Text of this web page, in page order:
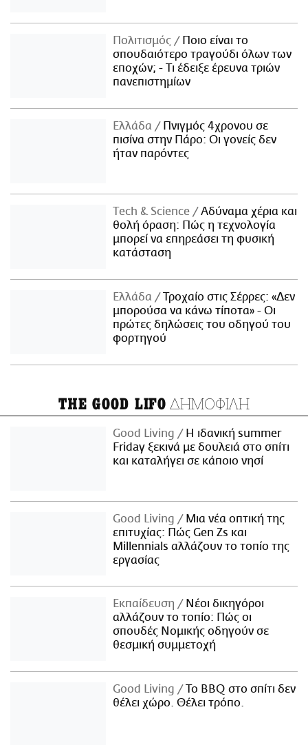
Πολιτισμός
Ποιο είναι το
σπουδαιότερο τραγούδι όλων των
εποχών; - Τι έδειξε έρευνα τριών
πανεπιστημίων
Ελλάδα
Πνιγμός 4χρονου σε
πισίνα στην Πάρο: Οι γονείς δεν
ήταν παρόντες
Τech & Science
Αδύναμα χέρια και
θολή όραση: Πώς η τεχνολογία
μπορεί να επηρεάσει τη φυσική
κατάσταση
Ελλάδα
Τροχαίο στις Σέρρες: «Δεν
μπορούσα να κάνω τίποτα» - Οι
πρώτες δηλώσεις του οδηγού του
φορτηγού
THE GOOD LIFO ΔΗΜΟΦΙΛΗ
Good Living
Η ιδανική summer
Friday ξεκινά με δουλειά στο σπίτι
και καταλήγει σε κάποιο νησί
Good Living
Μια νέα οπτική της
επιτυχίας: Πώς Gen Zs και
Millennials αλλάζουν το τοπίο της
εργασίας
Εκπαίδευση
Νέοι δικηγόροι
αλλάζουν το τοπίο: Πώς οι
σπουδές Νομικής οδηγούν σε
θεσμική συμμετοχή
Good Living
Το BBQ στο σπίτι δεν
θέλει χώρο. Θέλει τρόπο.